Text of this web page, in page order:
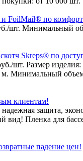
FoilMail® по
шт. Минимальный
Skreps® по
шт. Размер
Минимальный
клиентам!
защита,
вид! Пленка для
падение цен!